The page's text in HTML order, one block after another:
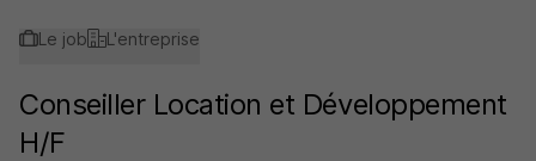
Le job L'entreprise
Conseiller Location et Développement
H/F